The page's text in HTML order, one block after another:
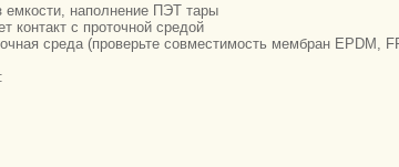
емкости, наполнение ПЭТ тары
контакт с проточной средой
среда (проверьте совместимость мембран EPDM,